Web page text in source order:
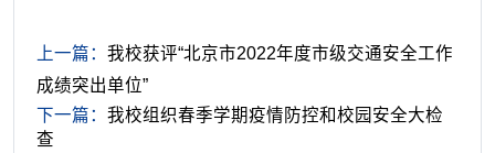
上一篇： 我校获评“北京市2022年度市级交通安全工作
成绩突出单位”
下一篇： 我校组织春季学期疫情防控和校园安全大检
查